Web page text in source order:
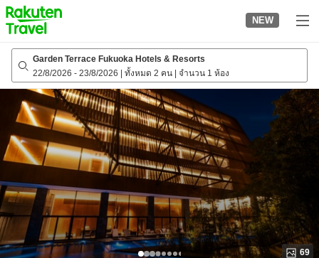
to
top
page
NEW
Garden Terrace Fukuoka Hotels & Resorts
22/8/2026 - 23/8/2026 ทั้งหมด 2 คน จำนวน 1 ห้อง
69